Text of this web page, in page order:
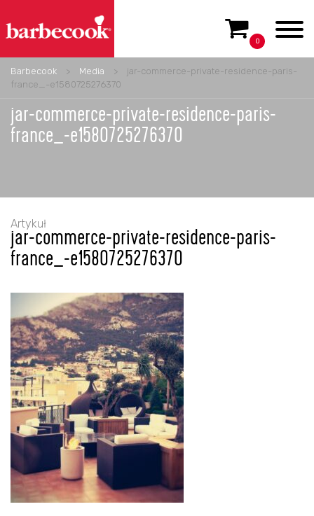
0
Barbecook > Media >
jar-commerce-private-residence-paris-
france_-e1580725276370
jar-commerce-private-residence-paris-
france_-e1580725276370
Artykuł
jar-commerce-private-residence-paris-
france_-e1580725276370